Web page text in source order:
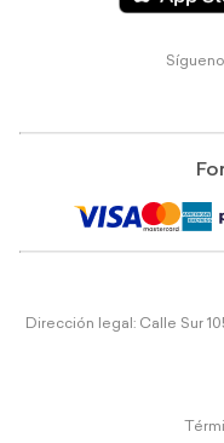
Dirección legal: Calle Sur